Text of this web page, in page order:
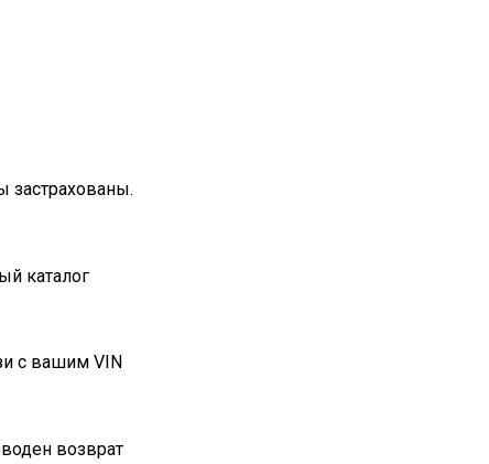
застрахованы.
каталог
с вашим VIN
возврат